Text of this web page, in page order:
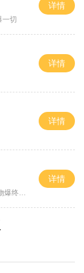
切
详情
详情
详情
终极
详情